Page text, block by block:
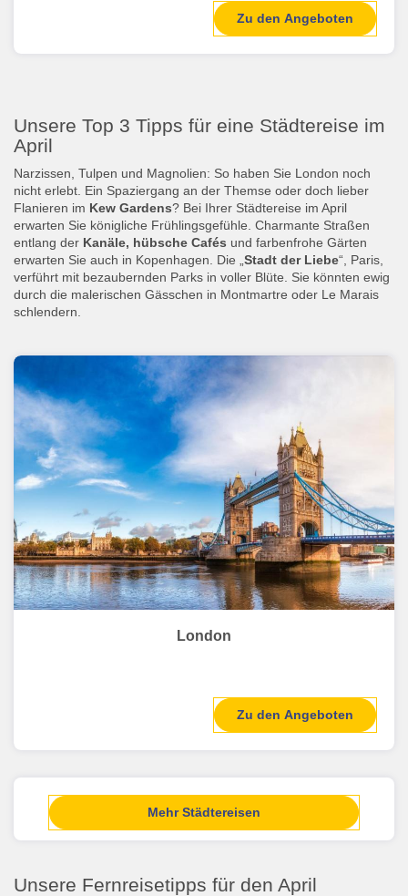
Zu den Angeboten
Unsere Top 3 Tipps für eine Städtereise im
April
Narzissen, Tulpen und Magnolien: So haben Sie London noch
nicht erlebt. Ein Spaziergang an der Themse oder doch lieber
Flanieren im Kew Gardens? Bei Ihrer Städtereise im April
erwarten Sie königliche Frühlingsgefühle. Charmante Straßen
entlang der Kanäle, hübsche Cafés und farbenfrohe Gärten
erwarten Sie auch in Kopenhagen. Die „ Stadt der Liebe“, Paris,
verführt mit bezaubernden Parks in voller Blüte. Sie könnten ewig
durch die malerischen Gässchen in Montmartre oder Le Marais
schlendern.
London
Zu den Angeboten
Mehr Städtereisen
Unsere Fernreisetipps für den April